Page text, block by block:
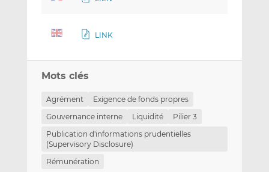
LINK
Mots clés
Agrément
Exigence de fonds propres
Gouvernance interne
Liquidité
Pilier 3
Publication d'informations prudentielles
(Supervisory Disclosure)
Rémunération